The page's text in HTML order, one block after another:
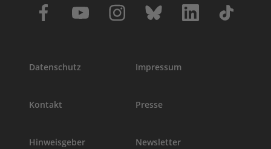
Datenschutz Impressum
Kontakt Presse
Hinweisgeber Newsletter